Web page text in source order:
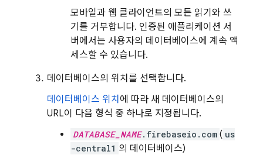
모바일과 웹 클라이언트의 모든 읽기와 쓰
기를 거부합니다. 인증된 애플리케이션 서
버에서는 사용자의 데이터베이스에 계속 액
세스할 수 있습니다.
데이터베이스의 위치를 선택합니다.
데이터베이스 위치 에 따라 새 데이터베이스의
URL이 다음 형식 중 하나로 지정됩니다.
DATABASE_NAME.firebaseio.com ( us
-central1 의 데이터베이스)